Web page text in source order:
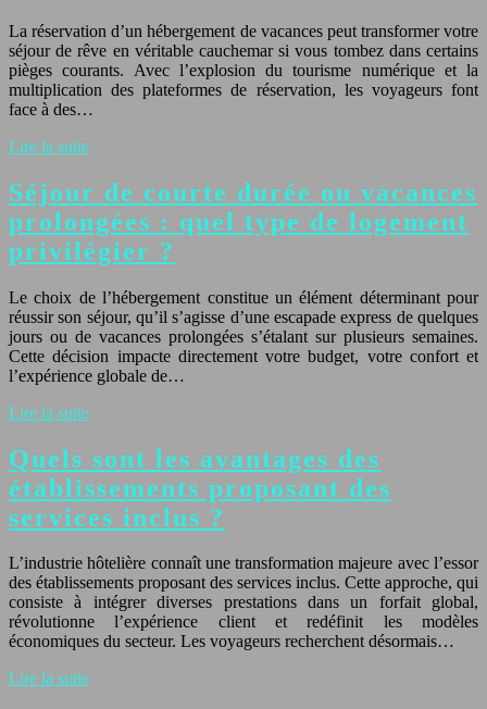
La réservation d’un hébergement de vacances peut transformer votre
séjour de rêve en véritable cauchemar si vous tombez dans certains
pièges courants. Avec l’explosion du tourisme numérique et la
multiplication des plateformes de réservation, les voyageurs font
face à des…
Lire la suite
Séjour de courte durée ou vacances
prolongées : quel type de logement
privilégier ?
Le choix de l’hébergement constitue un élément déterminant pour
réussir son séjour, qu’il s’agisse d’une escapade express de quelques
jours ou de vacances prolongées s’étalant sur plusieurs semaines.
Cette décision impacte directement votre budget, votre confort et
l’expérience globale de…
Lire la suite
Quels sont les avantages des
établissements proposant des
services inclus ?
L’industrie hôtelière connaît une transformation majeure avec l’essor
des établissements proposant des services inclus. Cette approche, qui
consiste à intégrer diverses prestations dans un forfait global,
révolutionne l’expérience client et redéfinit les modèles
économiques du secteur. Les voyageurs recherchent désormais…
Lire la suite